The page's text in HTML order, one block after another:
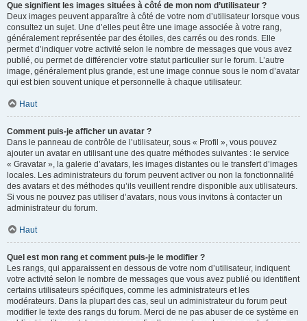
Que signifient les images situées à côté de mon nom d’utilisateur ?
Deux images peuvent apparaître à côté de votre nom d’utilisateur lorsque vous
consultez un sujet. Une d’elles peut être une image associée à votre rang,
généralement représentée par des étoiles, des carrés ou des ronds. Elle
permet d’indiquer votre activité selon le nombre de messages que vous avez
publié, ou permet de différencier votre statut particulier sur le forum. L’autre
image, généralement plus grande, est une image connue sous le nom d’avatar
qui est bien souvent unique et personnelle à chaque utilisateur.
Haut
Comment puis-je afficher un avatar ?
Dans le panneau de contrôle de l’utilisateur, sous « Profil », vous pouvez
ajouter un avatar en utilisant une des quatre méthodes suivantes : le service
« Gravatar », la galerie d’avatars, les images distantes ou le transfert d’images
locales. Les administrateurs du forum peuvent activer ou non la fonctionnalité
des avatars et des méthodes qu’ils veuillent rendre disponible aux utilisateurs.
Si vous ne pouvez pas utiliser d’avatars, nous vous invitons à contacter un
administrateur du forum.
Haut
Quel est mon rang et comment puis-je le modifier ?
Les rangs, qui apparaissent en dessous de votre nom d’utilisateur, indiquent
votre activité selon le nombre de messages que vous avez publié ou identifient
certains utilisateurs spécifiques, comme les administrateurs et les
modérateurs. Dans la plupart des cas, seul un administrateur du forum peut
modifier le texte des rangs du forum. Merci de ne pas abuser de ce système en